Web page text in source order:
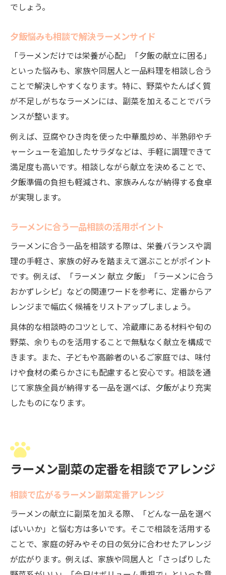
でしょう。
夕飯悩みも相談で解決ラーメンサイド
「ラーメンだけでは栄養が心配」「夕飯の献立に困る」
といった悩みも、家族や同居人と一品料理を相談し合う
ことで解決しやすくなります。特に、野菜やたんぱく質
が不足しがちなラーメンには、副菜を加えることでバラ
ンスが整います。
例えば、豆腐やひき肉を使った中華風炒め、半熟卵やチ
ャーシューを追加したサラダなどは、手軽に調理できて
満足度も高いです。相談しながら献立を決めることで、
夕飯準備の負担も軽減され、家族みんなが納得する食卓
が実現します。
ラーメンに合う一品相談の活用ポイント
ラーメンに合う一品を相談する際は、栄養バランスや調
理の手軽さ、家族の好みを踏まえて選ぶことがポイント
です。例えば、「ラーメン 献立 夕飯」「ラーメンに合う
おかずレシピ」などの関連ワードを参考に、定番からア
レンジまで幅広く候補をリストアップしましょう。
具体的な相談時のコツとして、冷蔵庫にある材料や旬の
野菜、余りものを活用することで無駄なく献立を構成で
きます。また、子どもや高齢者のいるご家庭では、味付
けや食材の柔らかさにも配慮すると安心です。相談を通
じて家族全員が納得する一品を選べば、夕飯がより充実
したものになります。
ラーメン副菜の定番を相談でアレンジ
相談で広がるラーメン副菜定番アレンジ
ラーメンの献立に副菜を加える際、「どんな一品を選べ
ばいいか」と悩む方は多いです。そこで相談を活用する
ことで、家庭の好みやその日の気分に合わせたアレンジ
が広がります。例えば、家族や同居人と「さっぱりした